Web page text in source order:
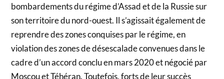
bombardements du régime d’Assad et de la Russie sur
son territoire du nord-ouest. Il s’agissait également de
reprendre des zones conquises par le régime, en
violation des zones de désescalade convenues dans le
cadre d’un accord conclu en mars 2020 et négocié par
Moscou et Téhéran. Toutefois, forts de leur succès